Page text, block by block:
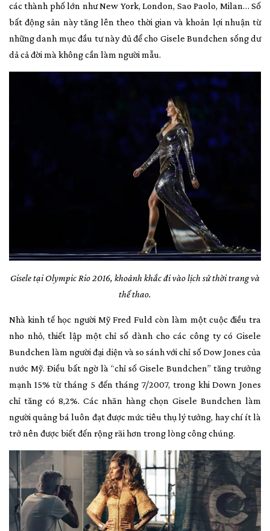
các thành phố lớn như New York, London, Sao Paolo, Milan… Số
bất động sản này tăng lên theo thời gian và khoản lợi nhuận từ
những danh mục đầu tư này đủ để cho Gisele Bundchen sống dư
dả cả đời mà không cần làm người mẫu.
Gisele tại Olympic Rio 2016, khoảnh khắc đi vào lịch sử thời trang và
thể thao.
Nhà kinh tế học người Mỹ Fred Fuld còn làm một cuộc điều tra
nho nhỏ, thiết lập một chỉ số dành cho các công ty có Gisele
Bundchen làm người đại diện và so sánh với chỉ số Dow Jones của
nước Mỹ. Điều bất ngờ là “chỉ số Gisele Bundchen” tăng trưởng
mạnh 15% từ tháng 5 đến tháng 7/2007, trong khi Down Jones
chỉ tăng có 8,2%. Các nhãn hàng chọn Gisele Bundchen làm
người quảng bá luôn đạt được mức tiêu thụ lý tưởng, hay chí ít là
trở nên được biết đến rộng rãi hơn trong lòng công chúng.